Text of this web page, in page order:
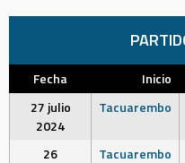
Fecha Inicio
27 julio
2024
Tacuarembo
26
Tacuarembo